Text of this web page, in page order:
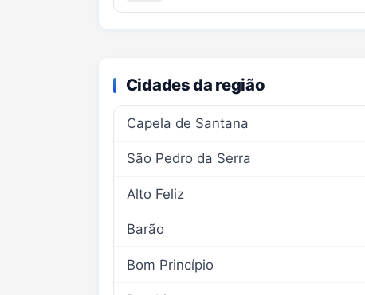
Cidades da região
Capela de Santana
São Pedro da Serra
Alto Feliz
Barão
Bom Princípio